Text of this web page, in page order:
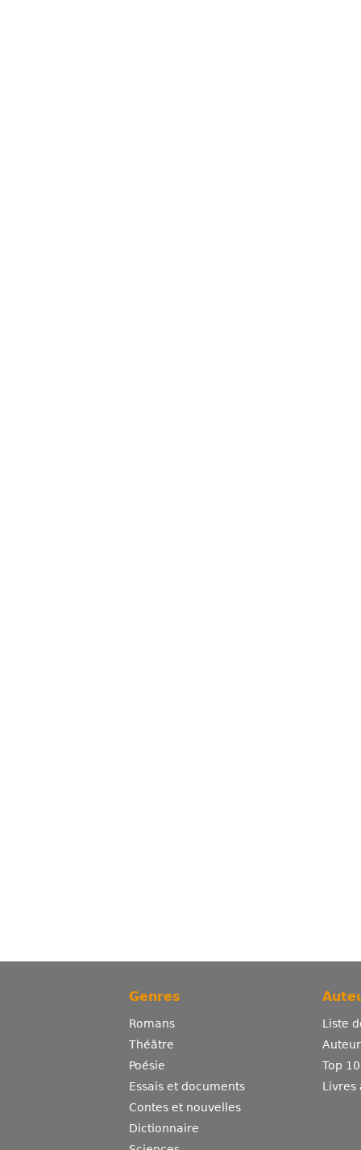
Genres
Romans
Théâtre
Poésie
Essais et documents
Contes et nouvelles
Dictionnaire
Liste
Top
Livres